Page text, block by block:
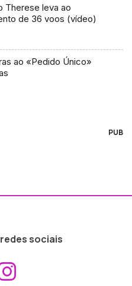
Therese leva ao
de 36 voos (vídeo)
ao «Pedido Único»
PUB
sociais
ao